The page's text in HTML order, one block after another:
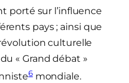
porté sur l’influence
pays ; ainsi que
culturelle
« Grand débat »
6mondiale.